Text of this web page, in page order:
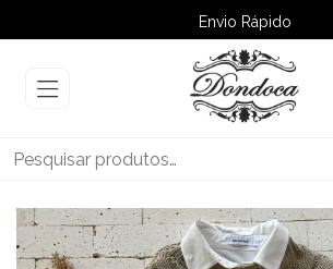
Envio Rápido
➚ Ofertas– Até 60% OFF